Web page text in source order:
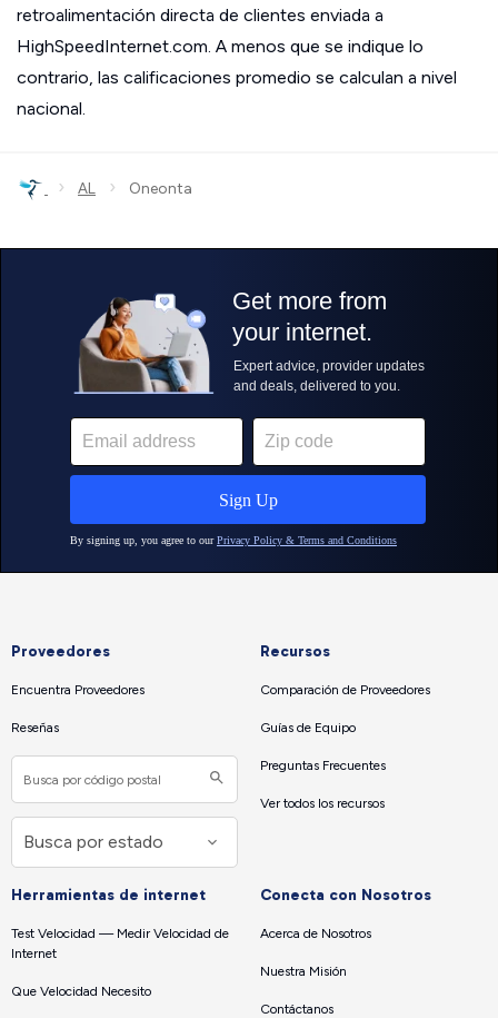
retroalimentación directa de clientes enviada a
HighSpeedInternet.com. A menos que se indique lo
contrario, las calificaciones promedio se calculan a nivel
nacional.
› AL › Oneonta
Proveedores
Encuentra Proveedores
Reseñas
Recursos
Comparación de Proveedores
Guías de Equipo
Preguntas Frecuentes
Ver todos los recursos
Herramientas de internet
Test Velocidad — Medir Velocidad de
Internet
Que Velocidad Necesito
Conecta con Nosotros
Acerca de Nosotros
Nuestra Misión
Contáctanos